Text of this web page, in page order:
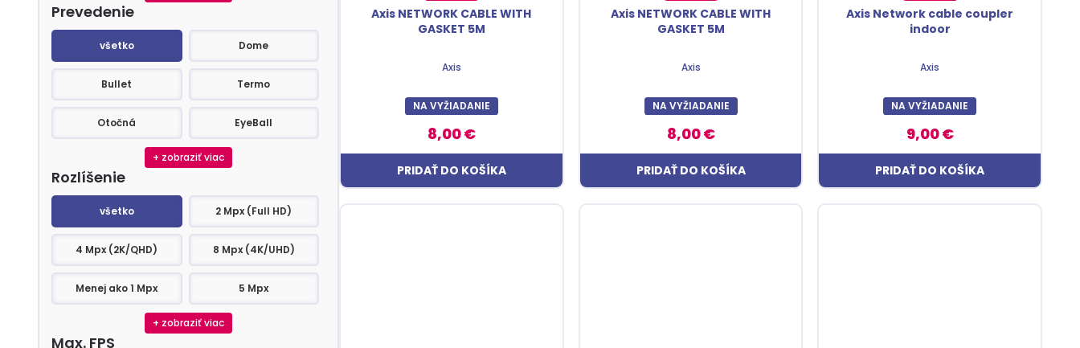
Prevedenie
Prevedenie
všetko Dome
Bullet Termo
Otočná EyeBall
+ zobraziť viac
Rozlíšenie
Rozlíšenie
všetko 2 Mpx (Full HD)
4 Mpx (2K/QHD) 8 Mpx (4K/UHD)
Menej ako 1 Mpx 5 Mpx
+ zobraziť viac
Max. FPS
Axis NETWORK CABLE WITH
GASKET 5M
Axis
NA VYŽIADANIE
8,00 €
PRIDAŤ DO KOŠÍKA
Axis NETWORK CABLE WITH
GASKET 5M
Axis
NA VYŽIADANIE
8,00 €
PRIDAŤ DO KOŠÍKA
Axis Network cable coupler
indoor
Axis
NA VYŽIADANIE
9,00 €
PRIDAŤ DO KOŠÍKA